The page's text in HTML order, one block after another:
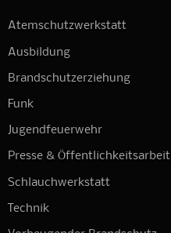
Atemschutzwerkstatt
Ausbildung
Brandschutzerziehung
Funk
Jugendfeuerwehr
Presse & Öffentlichkeitsarbeit
Schlauchwerkstatt
Technik